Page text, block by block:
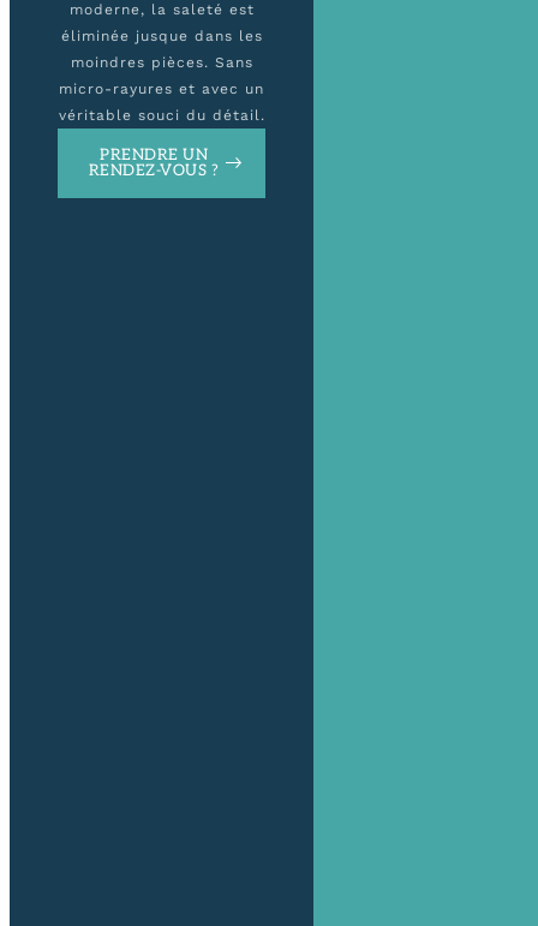
moderne, la saleté est
éliminée jusque dans les
moindres pièces. Sans
micro-rayures et avec un
véritable souci du détail.
PRENDRE UN
RENDEZ-VOUS ?